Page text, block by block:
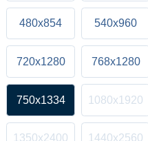
480x854 540x960
720x1280 768x1280
750x1334 1080x1920
1350x2400 1440x2560